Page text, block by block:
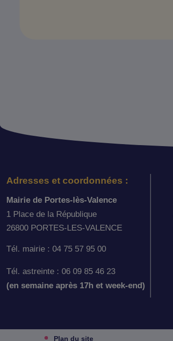
Adresses et coordonnées :
Mairie de Portes-lès-Valence
1 Place de la République
26800 PORTES-LES-VALENCE
Tél. mairie : 04 75 57 95 00
Tél. astreinte : 06 09 85 46 23
(en semaine après 17h et week-end)
Plan du site